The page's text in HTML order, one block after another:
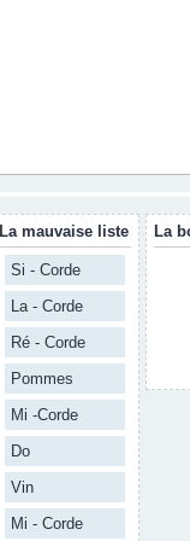
La mauvaise liste
Si - Corde
La - Corde
Ré - Corde
Pommes
Mi -Corde
Do
Vin
Mi - Corde
La